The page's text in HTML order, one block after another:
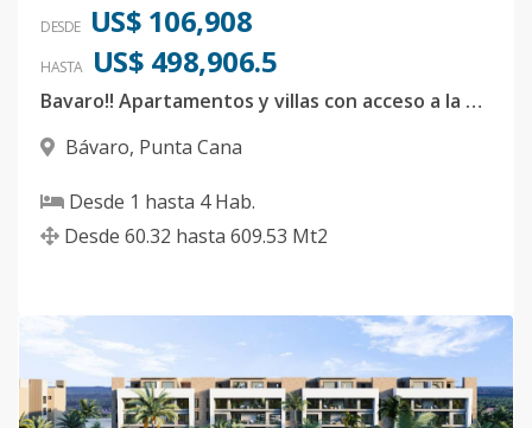
DESDE US$ 106,908
HASTA US$ 498,906.5
Bavaro!! Apartamentos y villas con acceso a la playa
Bávaro, Punta Cana
Desde 1 hasta 4Hab.
Desde 60.32 hasta 609.53 Mt2